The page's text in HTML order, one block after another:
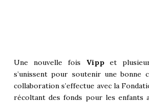
Une nouvelle fois Vippet
s’unissent pour soutenir une bonne
collaboration s’effectue avec la
récoltant des fonds pour les enfants